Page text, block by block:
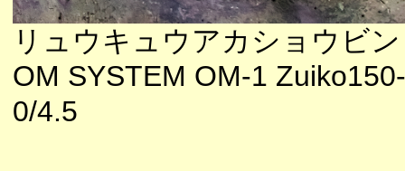
リュウキュウアカショウビン
OM SYSTEM OM-1
0/4.5